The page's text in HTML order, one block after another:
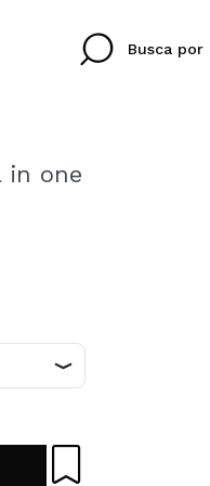
IDIOMA
in one